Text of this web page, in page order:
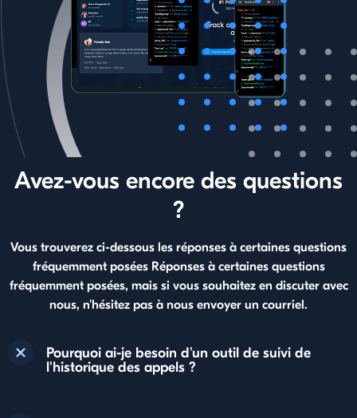
Avez-vous encore des questions
?
Vous trouverez ci-dessous les réponses à certaines questions
fréquemment posées Réponses à certaines questions
fréquemment posées, mais si vous souhaitez en discuter avec
nous, n'hésitez pas à nous envoyer un courriel.
Pourquoi ai-je besoin d'un outil de suivi de
l'historique des appels ?